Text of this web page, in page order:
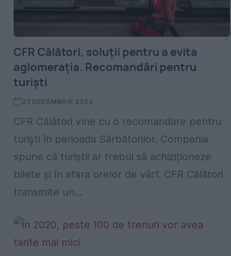
CFR Călători, soluții pentru a evita
aglomerația. Recomandări pentru
turiști
23 DECEMBRIE 2023
CFR Călători vine cu o recomandare pentru
turiști în perioada Sărbătorilor. Compania
spune că turiștii ar trebui să achiziționeze
bilete și în afara orelor de vârf. CFR Călători
transmite un...